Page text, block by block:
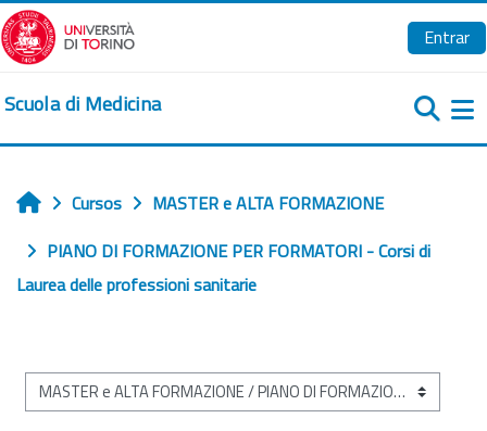
Salta al contenido principal
Entrar
Scuola di Medicina
Inicio
Cursos
MASTER e ALTA FORMAZIONE
PIANO DI FORMAZIONE PER FORMATORI - Corsi di
Laurea delle professioni sanitarie
Categorías